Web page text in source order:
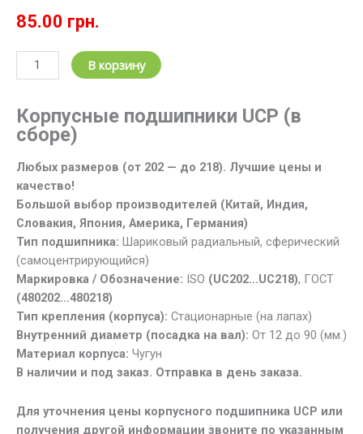
85.00 грн.
Количество
товара
узлы
UCP
+
корпус).
UCP
202-
218
В корзину
Корпусные подшипники UCP (в
сборе)
Любых размеров (от 202 — до 218). Лучшие цены и
качество!
Большой выбор производителей (Китай, Индия,
Словакия, Япония, Америка, Германия)
Тип подшипника: Шариковый радиальный, сферический
(самоцентрирующийся)
Маркировка / Обозначение: ISO (UC202…UC218), ГОСТ
(480202…480218)
Тип крепления (корпуса): Стационарные (на лапах)
Внутренний диаметр (посадка на вал): От 12 до 90 (мм.)
Материал корпуса: Чугун
В наличии и под заказ. Отправка в день заказа.
Для уточнения цены корпусного подшипника UCP или
получения другой информации звоните по указанным